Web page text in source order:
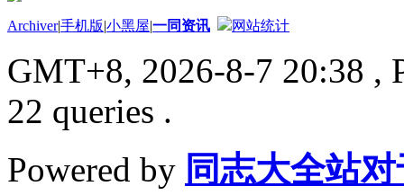
Archiver|手机版|小黑屋|一同资讯 网站统计
GMT+8, 2026-8-7 20:38 ,
22 queries .
Powered by 同志大全站